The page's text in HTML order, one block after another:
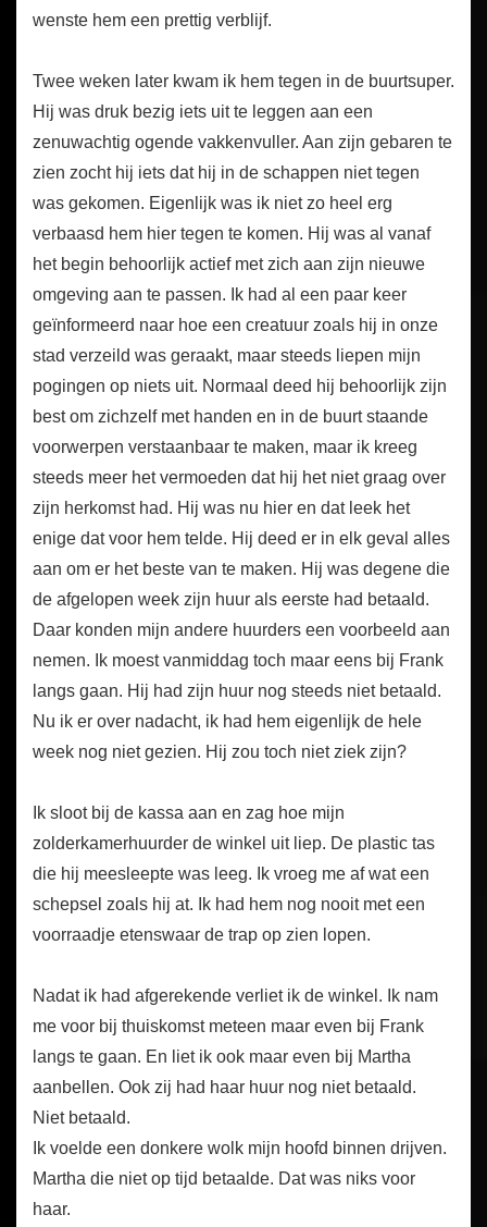
wenste hem een prettig verblijf.
Twee weken later kwam ik hem tegen in de buurtsuper.
Hij was druk bezig iets uit te leggen aan een
zenuwachtig ogende vakkenvuller. Aan zijn gebaren te
zien zocht hij iets dat hij in de schappen niet tegen
was gekomen. Eigenlijk was ik niet zo heel erg
verbaasd hem hier tegen te komen. Hij was al vanaf
het begin behoorlijk actief met zich aan zijn nieuwe
omgeving aan te passen. Ik had al een paar keer
geïnformeerd naar hoe een creatuur zoals hij in onze
stad verzeild was geraakt, maar steeds liepen mijn
pogingen op niets uit. Normaal deed hij behoorlijk zijn
best om zichzelf met handen en in de buurt staande
voorwerpen verstaanbaar te maken, maar ik kreeg
steeds meer het vermoeden dat hij het niet graag over
zijn herkomst had. Hij was nu hier en dat leek het
enige dat voor hem telde. Hij deed er in elk geval alles
aan om er het beste van te maken. Hij was degene die
de afgelopen week zijn huur als eerste had betaald.
Daar konden mijn andere huurders een voorbeeld aan
nemen. Ik moest vanmiddag toch maar eens bij Frank
langs gaan. Hij had zijn huur nog steeds niet betaald.
Nu ik er over nadacht, ik had hem eigenlijk de hele
week nog niet gezien. Hij zou toch niet ziek zijn?
Ik sloot bij de kassa aan en zag hoe mijn
zolderkamerhuurder de winkel uit liep. De plastic tas
die hij meesleepte was leeg. Ik vroeg me af wat een
schepsel zoals hij at. Ik had hem nog nooit met een
voorraadje etenswaar de trap op zien lopen.
Nadat ik had afgerekende verliet ik de winkel. Ik nam
me voor bij thuiskomst meteen maar even bij Frank
langs te gaan. En liet ik ook maar even bij Martha
aanbellen. Ook zij had haar huur nog niet betaald.
Niet betaald.
Ik voelde een donkere wolk mijn hoofd binnen drijven.
Martha die niet op tijd betaalde. Dat was niks voor
haar.